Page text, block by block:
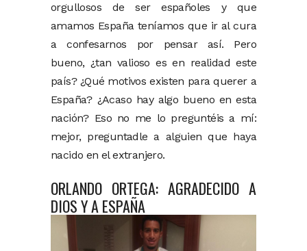
orgullosos de ser españoles y que
amamos España teníamos que ir al cura
a confesarnos por pensar así. Pero
bueno, ¿tan valioso es en realidad este
país? ¿Qué motivos existen para querer a
España? ¿Acaso hay algo bueno en esta
nación? Eso no me lo preguntéis a mí:
mejor, preguntadle a alguien que haya
nacido en el extranjero.
ORLANDO ORTEGA: AGRADECIDO A
DIOS Y A ESPAÑA